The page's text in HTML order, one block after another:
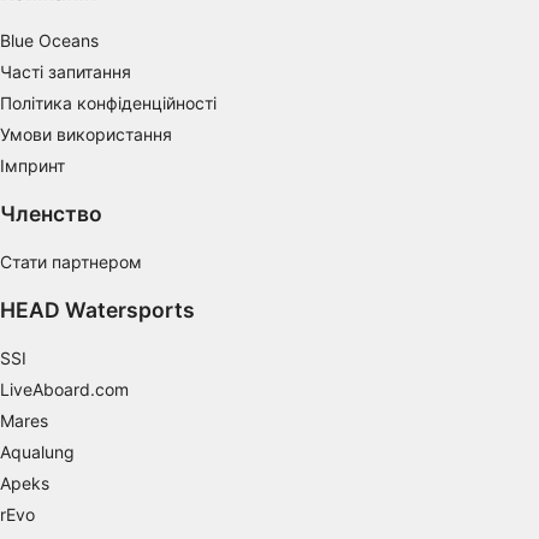
Blue Oceans
Часті запитання
Політика конфіденційності
Умови використання
Імпринт
Членство
Стати партнером
HEAD Watersports
SSI
LiveAboard.com
Mares
Aqualung
Apeks
rEvo
Develop and improve services
Use limited data to select content
IAB Special Features:
actively requested
Performance
Functional
Advertising